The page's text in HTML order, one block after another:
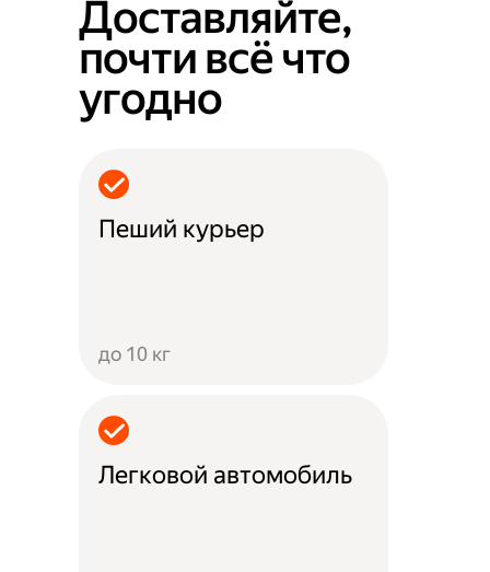
Доставляйте,
почти всё что
угодно
Пеший курьер
до 10 кг
Легковой автомобиль